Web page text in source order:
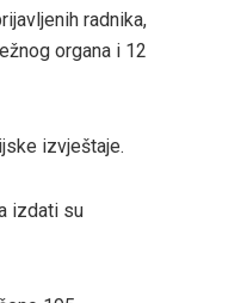
radnika,
organa i 12
izvještaje.
izdati su